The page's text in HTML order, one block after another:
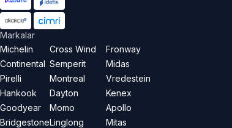
Markalar
Michelin
Continental
Pirelli
Hankook
Goodyear
Bridgestone
Cross Wind
Semperit
Montreal
Dayton
Momo
Linglong
Fronway
Midas
Vredestein
Kenex
Apollo
Mitas